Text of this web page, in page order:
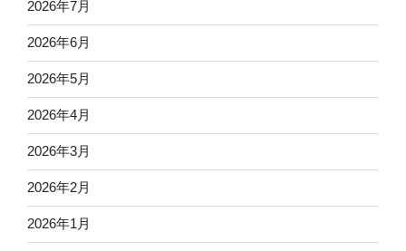
2026年7月
2026年6月
2026年5月
2026年4月
2026年3月
2026年2月
2026年1月